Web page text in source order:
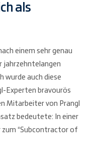
als
einem sehr genau
jahrzehntelangen
wurde auch diese
Experten bravourös
Mitarbeiter von Prangl
bedeutete: In einer
zum “Subcontractor of